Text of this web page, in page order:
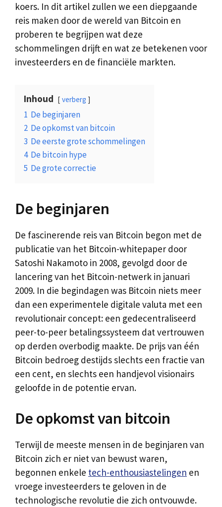
koers. In dit artikel zullen we een diepgaande
reis maken door de wereld van Bitcoin en
proberen te begrijpen wat deze
schommelingen drijft en wat ze betekenen voor
investeerders en de financiële markten.
Inhoud verberg
1 De beginjaren
2 De opkomst van bitcoin
3 De eerste grote schommelingen
4 De bitcoin hype
5 De grote correctie
De beginjaren
De fascinerende reis van Bitcoin begon met de
publicatie van het Bitcoin-whitepaper door
Satoshi Nakamoto in 2008, gevolgd door de
lancering van het Bitcoin-netwerk in januari
2009. In die begindagen was Bitcoin niets meer
dan een experimentele digitale valuta met een
revolutionair concept: een gedecentraliseerd
peer-to-peer betalingssysteem dat vertrouwen
op derden overbodig maakte. De prijs van één
Bitcoin bedroeg destijds slechts een fractie van
een cent, en slechts een handjevol visionairs
geloofde in de potentie ervan.
De opkomst van bitcoin
Terwijl de meeste mensen in de beginjaren van
Bitcoin zich er niet van bewust waren,
begonnen enkele tech-enthousiastelingen en
vroege investeerders te geloven in de
technologische revolutie die zich ontvouwde.